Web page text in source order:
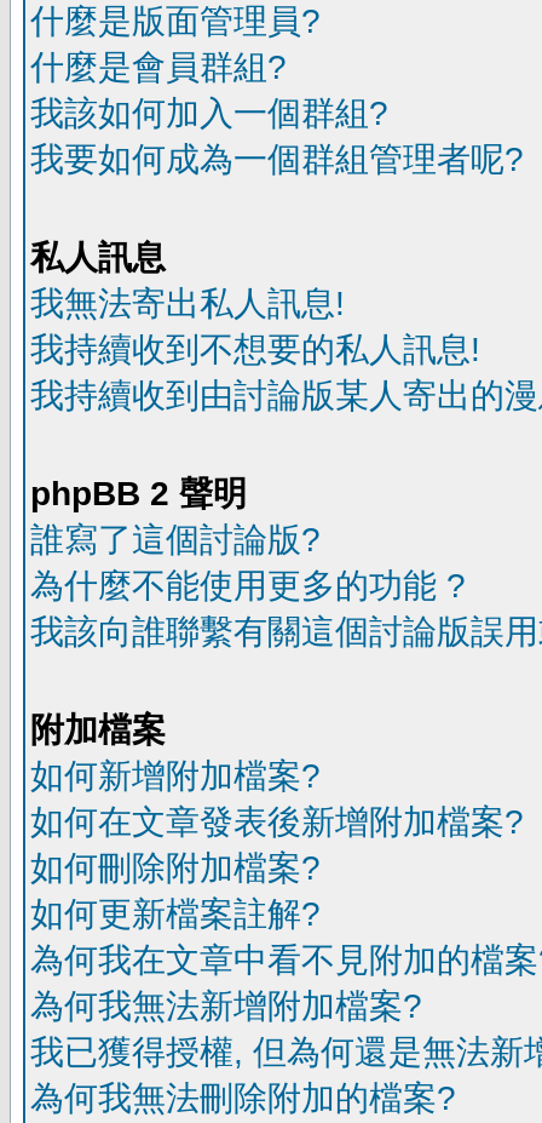
什麼是版面管理員?
什麼是會員群組?
我該如何加入一個群組?
我要如何成為一個群組管理者呢?
私人訊息
我無法寄出私人訊息!
我持續收到不想要的私人訊息!
我持續收到由討論版某人寄出的
phpBB 2 聲明
誰寫了這個討論版?
為什麼不能使用更多的功能 ?
我該向誰聯繫有關這個討論版誤
附加檔案
如何新增附加檔案?
如何在文章發表後新增附加檔案?
如何刪除附加檔案?
如何更新檔案註解?
為何我在文章中看不見附加的檔
為何我無法新增附加檔案?
我已獲得授權, 但為何還是無法新
為何我無法刪除附加的檔案?